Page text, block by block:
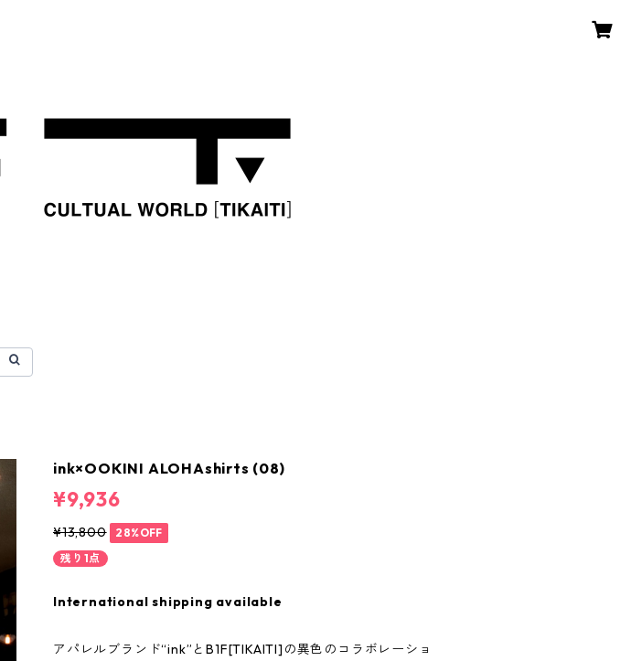
ink×OOKINI ALOHAshirts (08)
¥9,936
¥13,800
28%OFF
残り1点
International shipping available
アパレルブランド“ink”とB1F[TIKAITI]の異色のコラボレーショ